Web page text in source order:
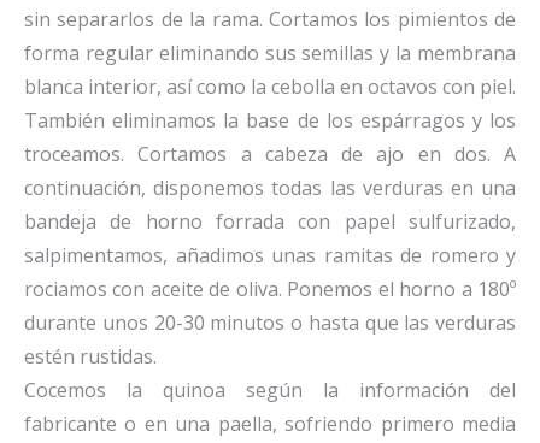
sin separarlos de la rama. Cortamos los pimientos de
forma regular eliminando sus semillas y la membrana
blanca interior, así como la cebolla en octavos con piel.
También eliminamos la base de los espárragos y los
troceamos. Cortamos a cabeza de ajo en dos. A
continuación, disponemos todas las verduras en una
bandeja de horno forrada con papel sulfurizado,
salpimentamos, añadimos unas ramitas de romero y
rociamos con aceite de oliva. Ponemos el horno a 180º
durante unos 20-30 minutos o hasta que las verduras
estén rustidas.
Cocemos la quinoa según la información del
fabricante o en una paella, sofriendo primero media